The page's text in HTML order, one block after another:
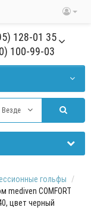
128-01 35
100-99-03
Везде
гольфы
COMFORT
цвет черный